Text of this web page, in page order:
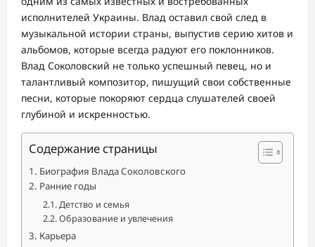
исполнителей Украины. Влад оставил свой след в
музыкальной истории страны, выпустив серию хитов и
альбомов, которые всегда радуют его поклонников.
Влад Соколовский не только успешный певец, но и
талантливый композитор, пишущий свои собственные
песни, которые покоряют сердца слушателей своей
глубиной и искренностью.
Содержание страницы
Биография Влада Соколовского
Ранние годы
Детство и семья
Образование и увлечения
Карьера